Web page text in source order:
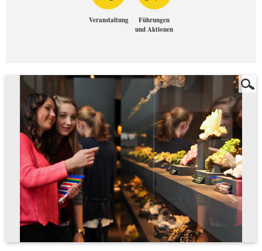
Veranstaltung
Führungen
und Aktionen